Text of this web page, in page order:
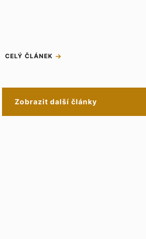
CELÝ ČLÁNEK
Zobrazit další články